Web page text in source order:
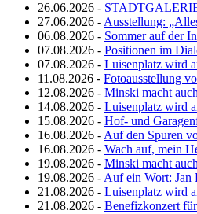
26.06.2026 - STADTGALERIE
27.06.2026 - Ausstellung:
06.08.2026 - Sommer auf der
07.08.2026 - Positionen im
07.08.2026 - Luisenplatz wird
11.08.2026 - Fotoausstellung
12.08.2026 - Minski macht
14.08.2026 - Luisenplatz wird
15.08.2026 - Hof- und
16.08.2026 - Auf den Spuren
16.08.2026 - Wach auf, mein
19.08.2026 - Minski macht
19.08.2026 - Auf ein Wort: Jan
21.08.2026 - Luisenplatz wird
21.08.2026 - Benefizkonzert